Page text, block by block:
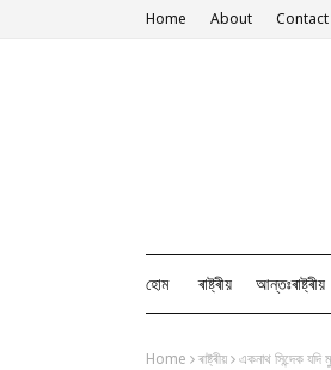
Home About
হোম ৰাষ্ট্ৰীয় আন্তঃৰাষ্ট্ৰীয়
Home ৰাষ্ট্ৰীয় একনাথ সিন্দেক